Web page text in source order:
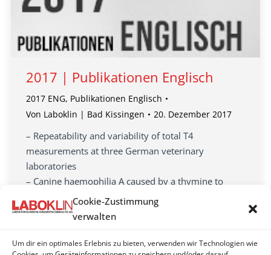
Cookie-Zustimmung
verwalten
Um dir ein optimales Erlebnis zu bieten, verwenden wir Technologien wie
2017 | Publikationen Englisch
2017 ENG, Publikationen Englisch
Von Laboklin | Bad Kissingen 20. Dezember 2017
– Repeatability and variability of total T4
measurements at three German veterinary
laboratories
– Canine haemophilia A caused by a thymine to
cytosine nucleotide exchange at nucleotide …
– Detection of Mycoplasma spp., herpesviruses,
– Detection of intranuclear coccidiosis in tortoises in